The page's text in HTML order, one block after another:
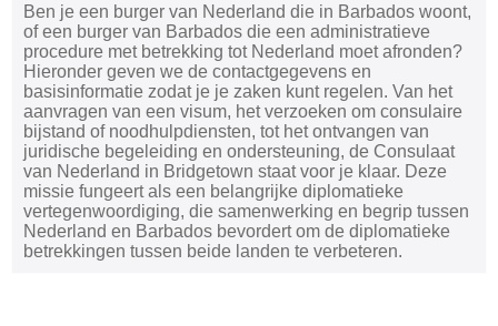
Ben je een burger van Nederland die in Barbados woont,
of een burger van Barbados die een administratieve
procedure met betrekking tot Nederland moet afronden?
Hieronder geven we de contactgegevens en
basisinformatie zodat je je zaken kunt regelen. Van het
aanvragen van een visum, het verzoeken om consulaire
bijstand of noodhulpdiensten, tot het ontvangen van
juridische begeleiding en ondersteuning, de Consulaat
van Nederland in Bridgetown staat voor je klaar. Deze
missie fungeert als een belangrijke diplomatieke
vertegenwoordiging, die samenwerking en begrip tussen
Nederland en Barbados bevordert om de diplomatieke
betrekkingen tussen beide landen te verbeteren.